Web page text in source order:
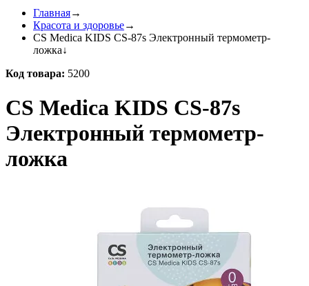
Главная→
Красота и здоровье→
CS Medica KIDS CS-87s Электронный термометр-
ложка↓
Код товара: 5200
CS Medica KIDS CS-87s
Электронный термометр-
ложка